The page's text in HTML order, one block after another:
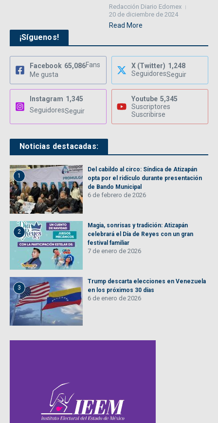
Redacción Diario Edomex
20 de diciembre de 2024
Read More
¡Síguenos!
Facebook 65,086Fans
Me gusta
X (Twitter) 1,248
SeguidoresSeguir
Instagram 1,345
SeguidoresSeguir
Youtube 5,345
Suscriptores
Suscribirse
Noticias destacadas:
1
Del cabildo al circo: Síndica de Atizapán
opta por el ridículo durante presentación
de Bando Municipal
6 de febrero de 2026
2
Magia, sonrisas y tradición: Atizapán
celebrará el Día de Reyes con un gran
festival familiar
7 de enero de 2026
3
Trump descarta elecciones en Venezuela
en los próximos 30 días
6 de enero de 2026